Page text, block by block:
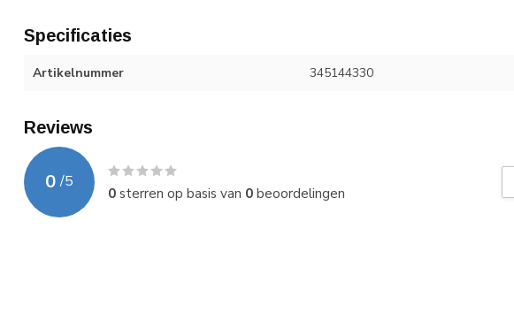
Specificaties
Artikelnummer 345144330
Reviews
0 /5
0sterren op basis van 0beoordelingen